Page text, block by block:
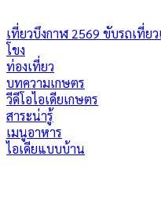
เที่ยวบึงกาฬ 2569 ขับรถเที่ย
โขง
ท่องเที่ยว
บทความเกษตร
วีดีโอไอเดียเกษตร
สาระน่ารู้
เมนูอาหาร
ไอเดียแบบบ้าน